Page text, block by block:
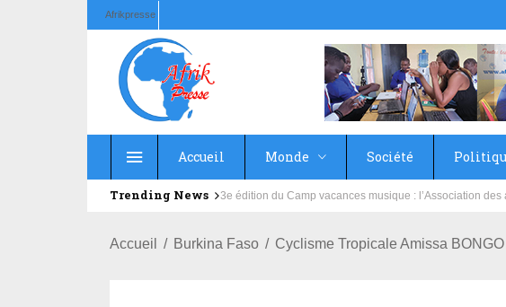
Afrikpresse
Accueil Monde Société
Trending News Education : la fédération de la Russie rénove les écoles
Accueil Burkina Faso Cyclisme Tropicale Amissa